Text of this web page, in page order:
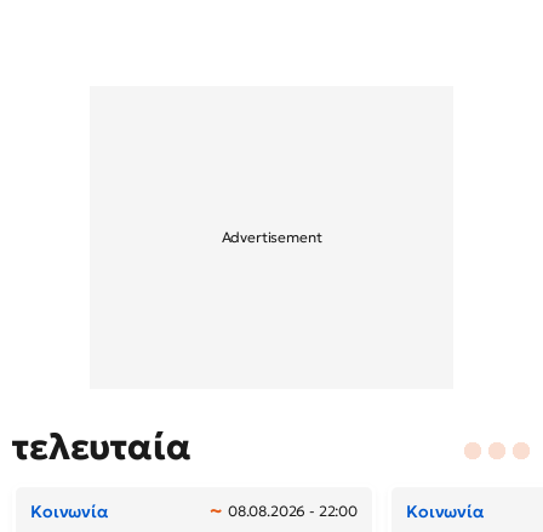
τελευταία
Κοινωνία 08.08.2026 - 22:00 Κοινωνία